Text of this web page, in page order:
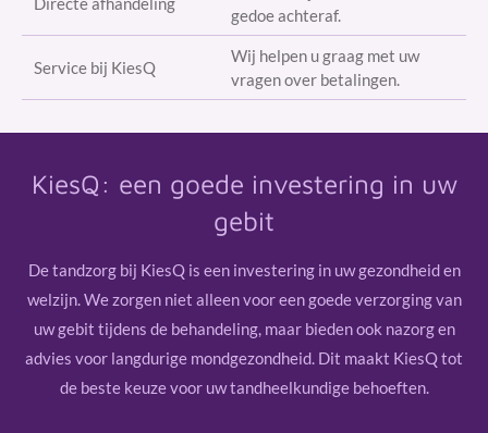
gedoe achteraf.
Service bij KiesQ
Wij helpen u graag met uw
vragen over betalingen.
KiesQ: een goede investering in uw
gebit
De tandzorg bij KiesQ is een investering in uw gezondheid en
welzijn. We zorgen niet alleen voor een goede verzorging van
uw gebit tijdens de behandeling, maar bieden ook nazorg en
advies voor langdurige mondgezondheid. Dit maakt KiesQ tot
de beste keuze voor uw tandheelkundige behoeften.